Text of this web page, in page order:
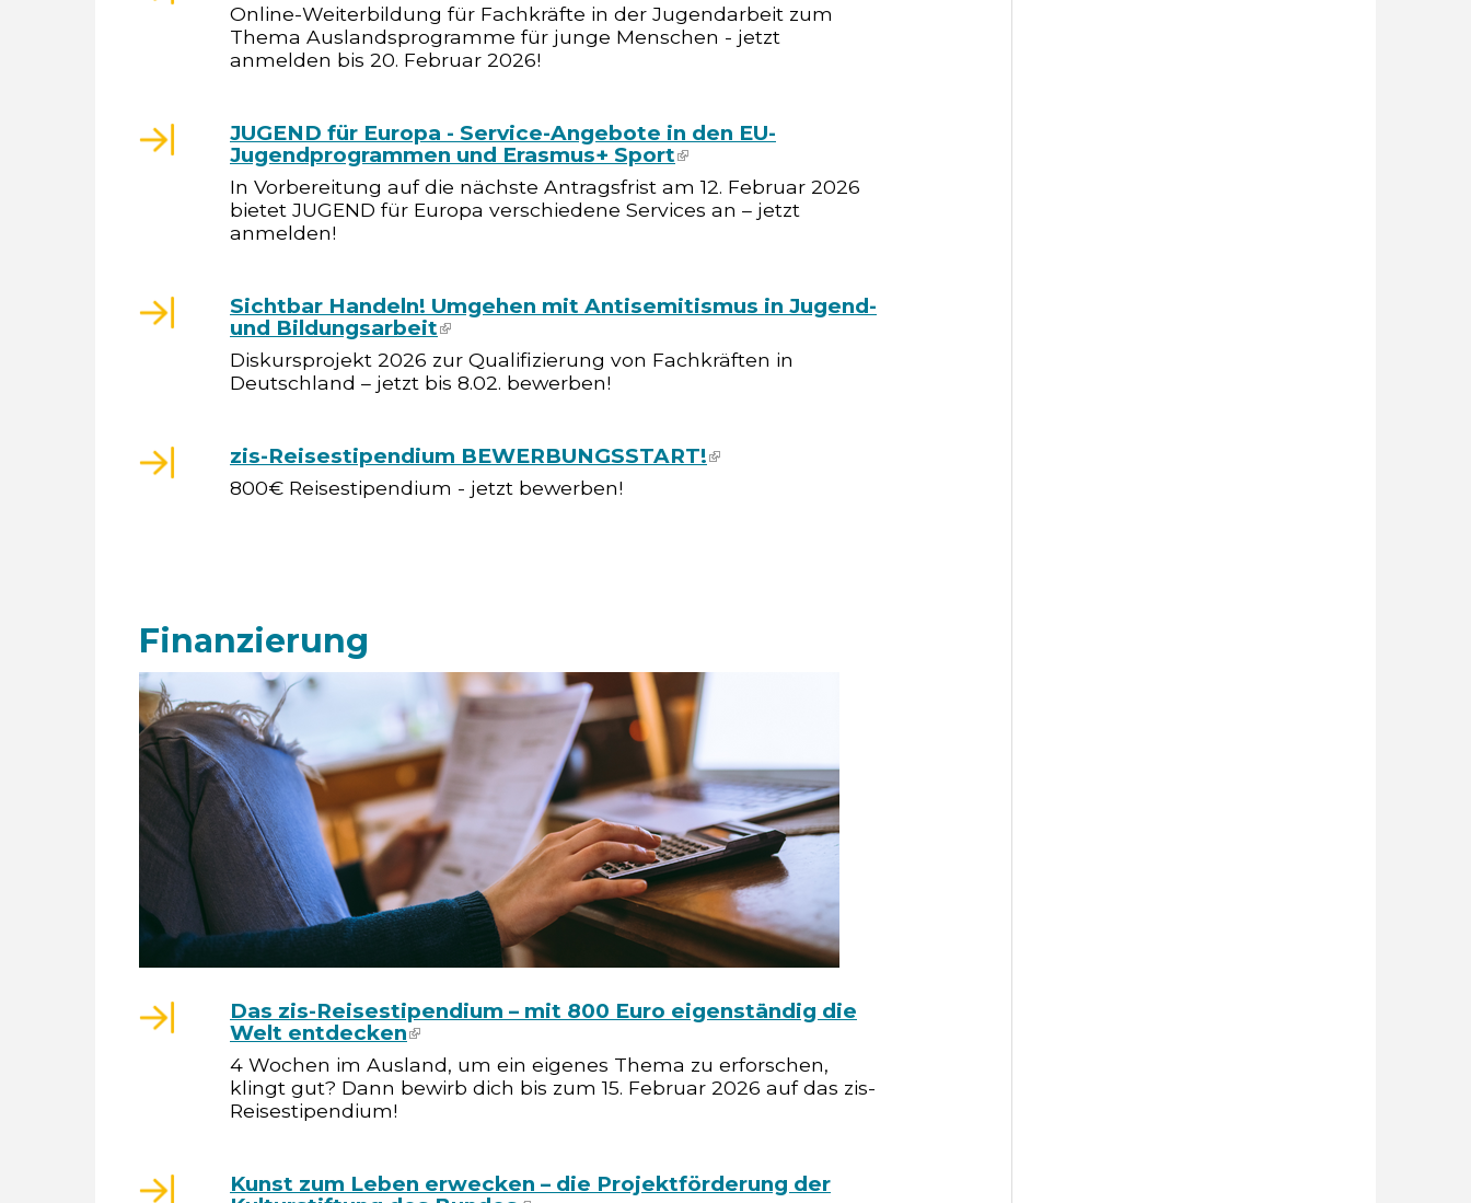
Online-Weiterbildung für Fachkräfte in der Jugendarbeit zum
Thema Auslandsprogramme für junge Menschen - jetzt
anmelden bis 20. Februar 2026!
JUGEND für Europa - Service-Angebote in den EU-
Jugendprogrammen und Erasmus+ Sport(link is external)
In Vorbereitung auf die nächste Antragsfrist am 12. Februar 2026
bietet JUGEND für Europa verschiedene Services an – jetzt
anmelden!
Sichtbar Handeln! Umgehen mit Antisemitismus in Jugend-
und Bildungsarbeit(link is external)
Diskursprojekt 2026 zur Qualifizierung von Fachkräften in
Deutschland – jetzt bis 8.02. bewerben!
zis-Reisestipendium BEWERBUNGSSTART!(link is external)
800€ Reisestipendium - jetzt bewerben!
Finanzierung
Das zis-Reisestipendium – mit 800 Euro eigenständig die
Welt entdecken(link is external)
4 Wochen im Ausland, um ein eigenes Thema zu erforschen,
klingt gut? Dann bewirb dich bis zum 15. Februar 2026 auf das zis-
Reisestipendium!
Kunst zum Leben erwecken – die Projektförderung der